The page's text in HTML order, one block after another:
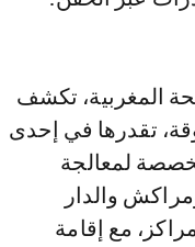
المغربية، تكشف
تقدرها في إحدى
متخصصة لمعالجة
والدار
البيضاء، وأكادير ومكناس وفاس وطنجة التي تضم لوحدها 3 مراكز، مع إقامة